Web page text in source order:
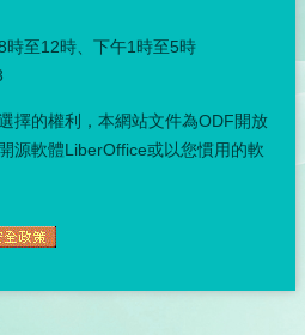
時至12時、下午1時至5時
擇的權利，本網站文件為ODF開放
源軟體LiberOffice或以您慣用的軟